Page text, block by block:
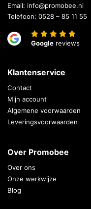
Email: info@promobee.nl
Telefoon: 0528 – 85 11 55
Google reviews
Klantenservice
Contact
Mijn account
Algemene voorwaarden
Leveringsvoorwaarden
Over Promobee
Over ons
Onze werkwijze
Blog